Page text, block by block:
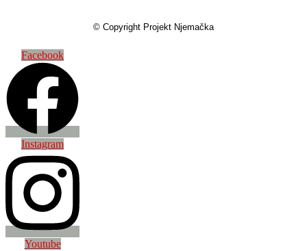
© Copyright Projekt Njemačka
Facebook
Instagram
Youtube